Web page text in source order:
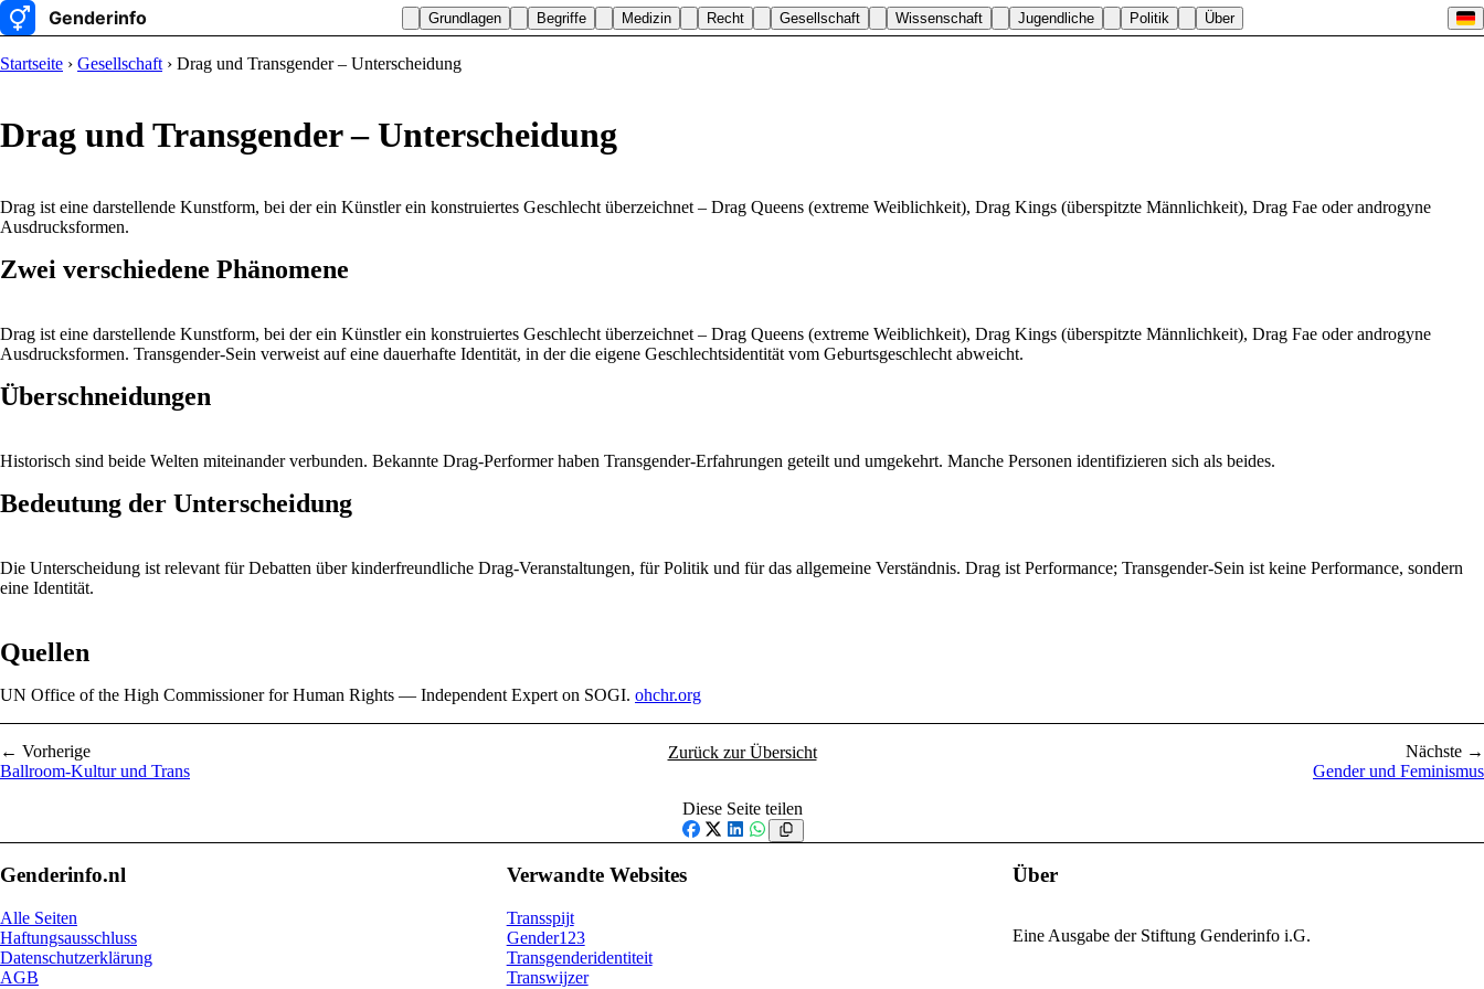
Grundlagen Begriffe Medizin Recht Gesellschaft Wissenschaft Jugendliche Politik Über
Startseite › Gesellschaft › Drag und Transgender – Unterscheidung
Drag und Transgender – Unterscheidung
Drag ist eine darstellende Kunstform, bei der ein Künstler ein konstruiertes Geschlecht überzeichnet – Drag Queens (extreme Weiblichkeit), Drag Kings (überspitzte Männlichkeit), Drag Fae oder androgyne
Ausdrucksformen.
Zwei verschiedene Phänomene
Drag ist eine darstellende Kunstform, bei der ein Künstler ein konstruiertes Geschlecht überzeichnet – Drag Queens (extreme Weiblichkeit), Drag Kings (überspitzte Männlichkeit), Drag Fae oder androgyne
Ausdrucksformen. Transgender-Sein verweist auf eine dauerhafte Identität, in der die eigene Geschlechtsidentität vom Geburtsgeschlecht abweicht.
Überschneidungen
Historisch sind beide Welten miteinander verbunden. Bekannte Drag-Performer haben Transgender-Erfahrungen geteilt und umgekehrt. Manche Personen identifizieren sich als beides.
Bedeutung der Unterscheidung
Die Unterscheidung ist relevant für Debatten über kinderfreundliche Drag-Veranstaltungen, für Politik und für das allgemeine Verständnis. Drag ist Performance; Transgender-Sein ist keine Performance, sondern
eine Identität.
Quellen
UN Office of the High Commissioner for Human Rights — Independent Expert on SOGI. ohchr.org
← Vorherige
Ballroom-Kultur und Trans
Zurück zur Übersicht
Nächste →
Gender und Feminismus
Diese Seite teilen
Facebook
X LinkedIn
WhatsApp
Genderinfo.nl
Alle Seiten
Haftungsausschluss
Datenschutzerklärung
AGB
Verwandte Websites
Transspijt
Gender123
Transgenderidentiteit
Transwijzer
Über
Eine Ausgabe der Stiftung Genderinfo i.G.